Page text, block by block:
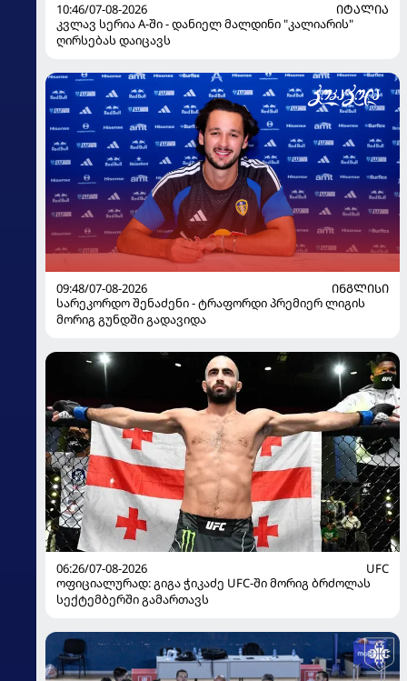
10:46/07-08-2026
ᲘᲢᲐᲚᲘᲐ
კვლავ სერია A-ში - დანიელ მალდინი "კალიარის"
ღირსებას დაიცავს
09:48/07-08-2026
ᲘᲜᲒᲚᲘᲡᲘ
სარეკორდო შენაძენი - ტრაფორდი პრემიერ ლიგის
მორიგ გუნდში გადავიდა
06:26/07-08-2026
UFC
ოფიციალურად: გიგა ჭიკაძე UFC-ში მორიგ ბრძოლას
სექტემბერში გამართავს